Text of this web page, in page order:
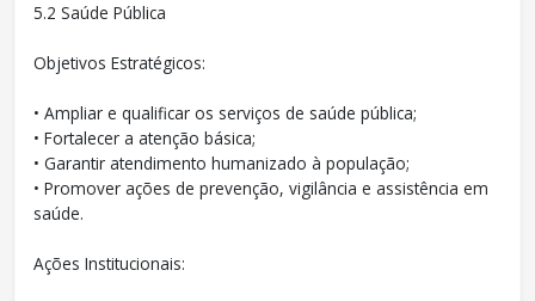
5.2 Saúde Pública
Objetivos Estratégicos:
• Ampliar e qualificar os serviços de saúde pública;
• Fortalecer a atenção básica;
• Garantir atendimento humanizado à população;
• Promover ações de prevenção, vigilância e assistência em
saúde.
Ações Institucionais: